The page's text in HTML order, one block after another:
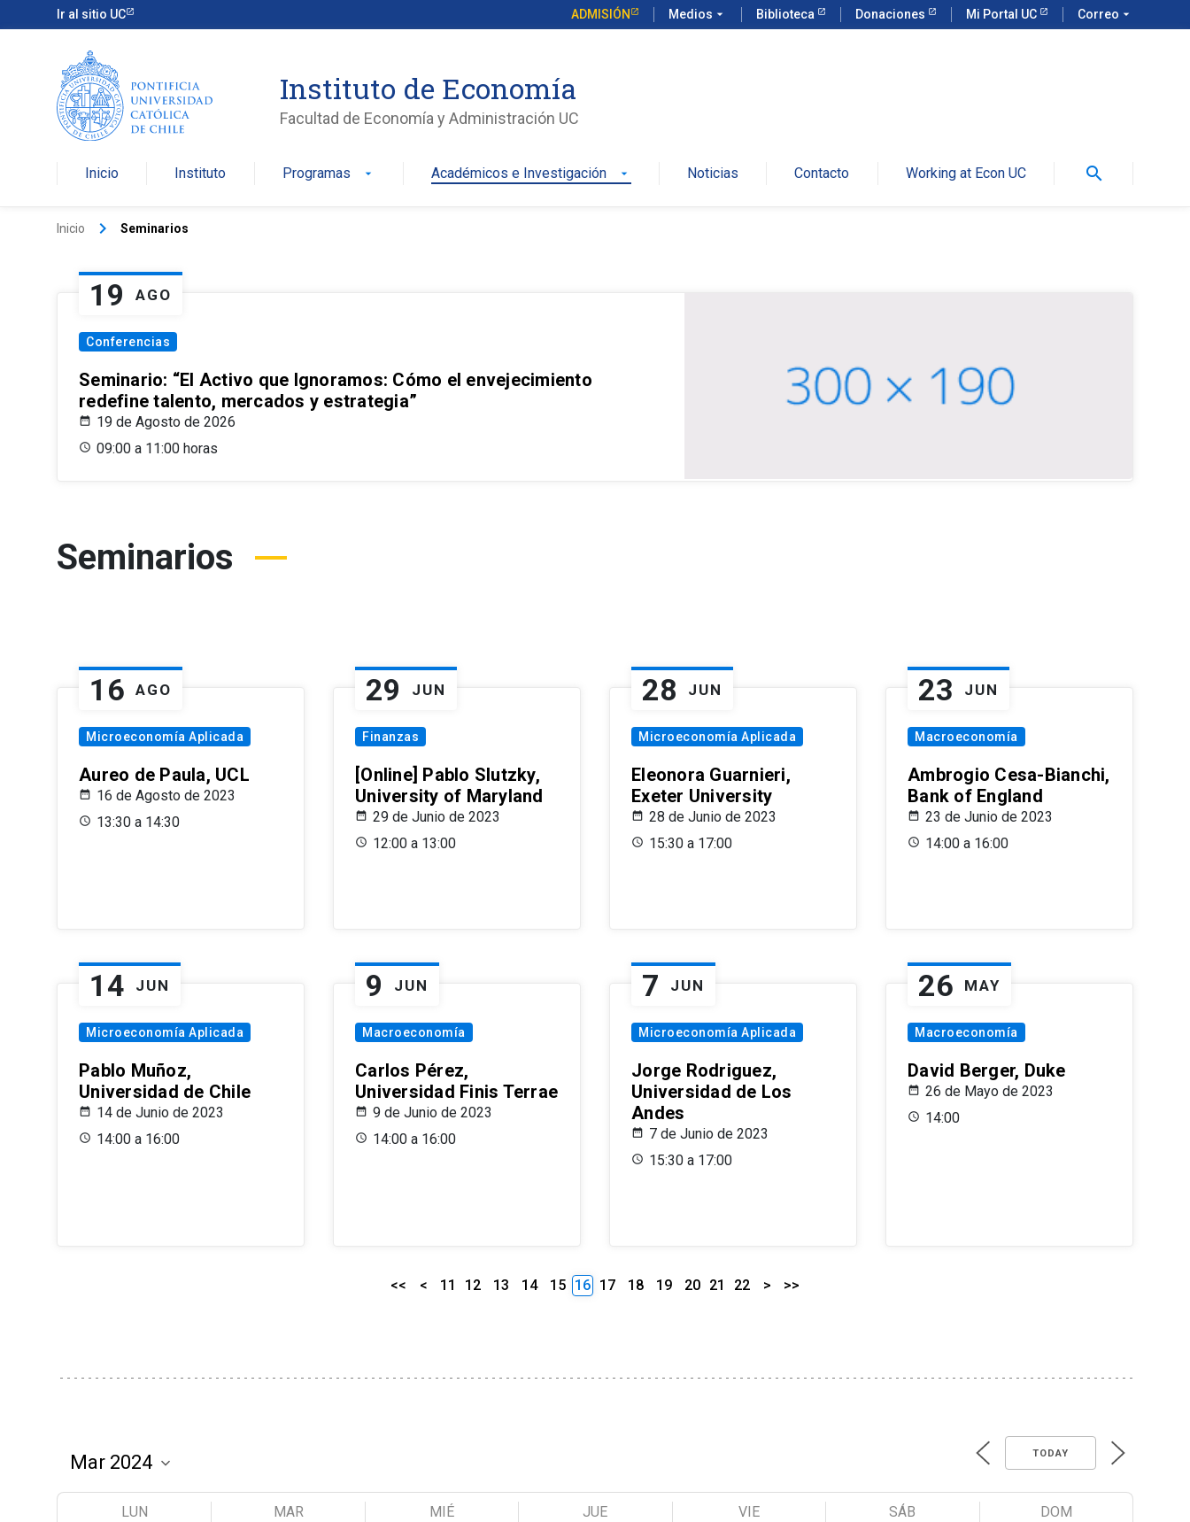
Ir al sitio UC ADMISIÓN Medios arrow_drop_down Biblioteca Donaciones Mi Portal UC Correo arrow_drop_down
Instituto de Economía
Facultad de Economía y Administración UC
Inicio Instituto Programas arrow_drop_down Académicos e Investigación arrow_drop_down Noticias Contacto Working at Econ UC search
Inicio keyboard_arrow_right Seminarios
19 AGO
Conferencias
Seminario: “El Activo que Ignoramos: Cómo el envejecimiento
redefine talento, mercados y estrategia”
19 de Agosto de 2026
09:00 a 11:00 horas
Seminarios
16 AGO
Microeconomía Aplicada
Aureo de Paula, UCL
16 de Agosto de 2023
13:30 a 14:30
29 JUN
Finanzas
[Online] Pablo Slutzky,
University of Maryland
29 de Junio de 2023
12:00 a 13:00
28 JUN
Microeconomía Aplicada
Eleonora Guarnieri,
Exeter University
28 de Junio de 2023
15:30 a 17:00
23 JUN
Macroeconomía
Ambrogio Cesa-Bianchi,
Bank of England
23 de Junio de 2023
14:00 a 16:00
14 JUN
Microeconomía Aplicada
Pablo Muñoz,
Universidad de Chile
14 de Junio de 2023
14:00 a 16:00
9 JUN
Macroeconomía
Carlos Pérez,
Universidad Finis Terrae
9 de Junio de 2023
14:00 a 16:00
7 JUN
Microeconomía Aplicada
Jorge Rodriguez,
Universidad de Los
Andes
7 de Junio de 2023
15:30 a 17:00
26 MAY
Macroeconomía
David Berger, Duke
26 de Mayo de 2023
14:00
<< < 11 12 13 14 15 16 17 18 19 20 21 22 > >>
TODAY
LUN MAR MIÉ JUE VIE SÁB DOM